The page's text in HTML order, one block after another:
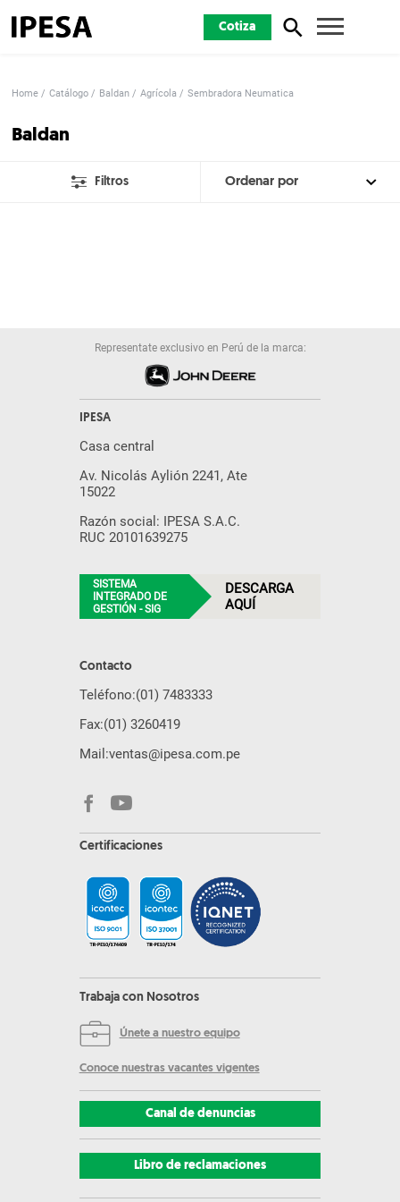
Cotiza
Home Catálogo Baldan Agrícola Sembradora Neumatica
Baldan
Filtros
Representate exclusivo en Perú de la marca:
IPESA
Casa central
Av. Nicolás Aylión 2241, Ate
15022
Razón social: IPESA S.A.C.
RUC 20101639275
SISTEMA
INTEGRADO DE
GESTIÓN - SIG
DESCARGA
AQUÍ
Contacto
Teléfono:(01) 7483333
Fax:(01) 3260419
Mail:ventas@ipesa.com.pe
Certificaciones
Trabaja con Nosotros
Únete a nuestro equipo
Conoce nuestras vacantes vigentes
Canal de denuncias
Libro de reclamaciones